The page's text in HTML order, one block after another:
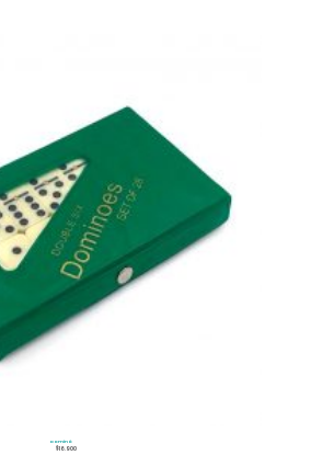
Dominó
$16.900